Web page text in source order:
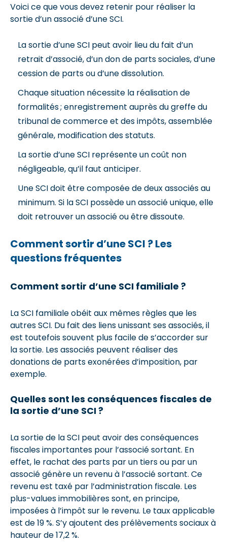
Voici ce que vous devez retenir pour réaliser la
sortie d’un associé d’une SCI.
La sortie d’une SCI peut avoir lieu du fait d’un
retrait d’associé, d’un don de parts sociales, d’une
cession de parts ou d’une dissolution.
Chaque situation nécessite la réalisation de
formalités ; enregistrement auprès du greffe du
tribunal de commerce et des impôts, assemblée
générale, modification des statuts.
La sortie d’une SCI représente un coût non
négligeable, qu’il faut anticiper.
Une SCI doit être composée de deux associés au
minimum. Si la SCI possède un associé unique, elle
doit retrouver un associé ou être dissoute.
Comment sortir d’une SCI ? Les
questions fréquentes
Comment sortir d’une SCI familiale ?
La SCI familiale obéit aux mêmes règles que les
autres SCI. Du fait des liens unissant ses associés, il
est toutefois souvent plus facile de s’accorder sur
la sortie. Les associés peuvent réaliser des
donations de parts exonérées d’imposition, par
exemple.
Quelles sont les conséquences fiscales de
la sortie d’une SCI ?
La sortie de la SCI peut avoir des conséquences
fiscales importantes pour l’associé sortant. En
effet, le rachat des parts par un tiers ou par un
associé génère un revenu à l’associé sortant. Ce
revenu est taxé par l’administration fiscale. Les
plus-values immobilières sont, en principe,
imposées à l’impôt sur le revenu. Le taux applicable
est de 19 %. S’y ajoutent des prélèvements sociaux à
hauteur de 17,2 %.